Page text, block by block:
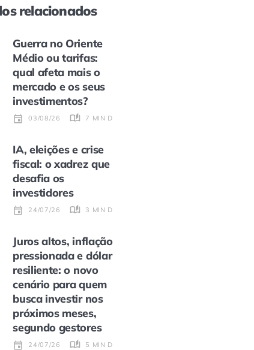
relacionados
Guerra no Oriente
Médio ou tarifas:
qual afeta mais o
mercado e os seus
investimentos?
03/08/26 7 MIN DE LEITURA
IA, eleições e crise
fiscal: o xadrez que
desafia os
investidores
24/07/26 3 MIN DE LEITURA
Juros altos, inflação
pressionada e dólar
resiliente: o novo
cenário para quem
busca investir nos
próximos meses,
segundo gestores
24/07/26 5 MIN DE LEITURA